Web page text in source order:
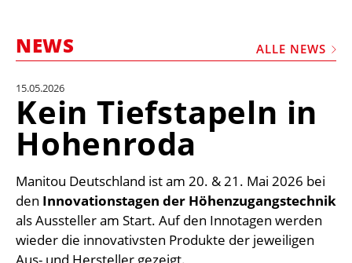
VIDEOS
BIBLIOTHEK
MEDIADATEN
WÄHRUNGSRECHNER
EINHEITENKONVERTER
NEWS ALLE NEWS
15.05.2026
Kein Tiefstapeln in
Hohenroda
Manitou Deutschland ist am 20. & 21. Mai 2026 bei
den Innovationstagen der Höhenzugangstechnik
als Aussteller am Start. Auf den Innotagen werden
wieder die innovativsten Produkte der jeweiligen
Aus- und Hersteller gezeigt.